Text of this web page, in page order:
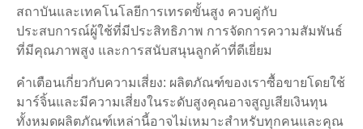
สถาบันและเทคโนโลยีการเทรดขั้นสูง ควบคู่กับ
ประสบการณ์ผู้ใช้ที่มีประสิทธิภาพ การจัดการความสัมพันธ์
ที่มีคุณภาพสูง และการสนับสนุนลูกค้าที่ดีเยี่ยม
คำเตือนเกี่ยวกับความเสี่ยง: ผลิตภัณฑ์ของเราซื้อขายโดยใช้
มาร์จิ้นและมีความเสี่ยงในระดับสูงคุณอาจสูญเสียเงินทุน
ทั้งหมดผลิตภัณฑ์เหล่านี้อาจไม่เหมาะสำหรับทุกคนและคุณ